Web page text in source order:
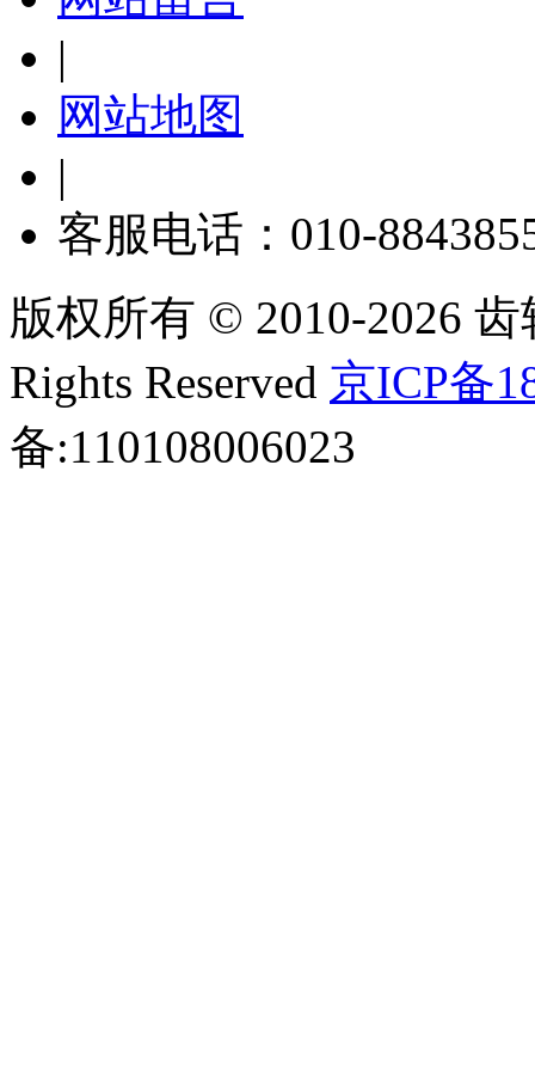
|
网站地图
|
客服电话：010-
版权所有 © 2010-2026
Rights Reserved 京ICP备
备:110108006023